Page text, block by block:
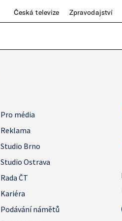
Česká televize Zpravodajství
Pro média
Reklama
Studio Brno
Studio Ostrava
Rada ČT
Kariéra
Podávání námětů